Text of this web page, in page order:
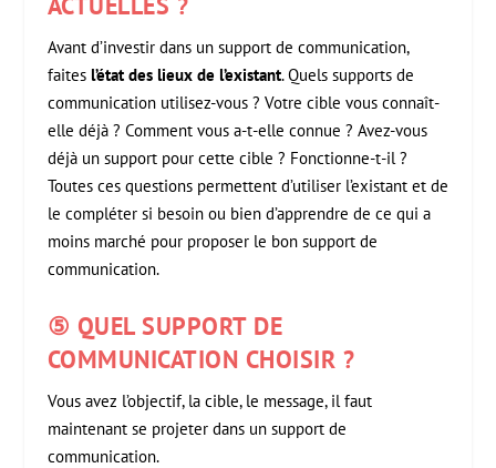
Avant d’investir dans un support de communication,
faitesl’état des lieux de l’existant. Quels supports de
communication utilisez-vous ? Votre cible vous connaît-
elle déjà ? Comment vous a-t-elle connue ? Avez-vous
déjà un support pour cette cible ? Fonctionne-t-il ?
Toutes ces questions permettent d’utiliser l’existant et de
le compléter si besoin ou bien d’apprendre de ce qui a
moins marché pour proposer le bon support de
communication.
⑤ QUEL SUPPORT DE
COMMUNICATION CHOISIR ?
Vous avez l’objectif, la cible, le message, il faut
maintenant se projeter dans un support de
communication.